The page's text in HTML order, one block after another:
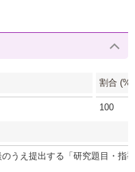
割合 (%)
100
うえ提出する「研究題目・